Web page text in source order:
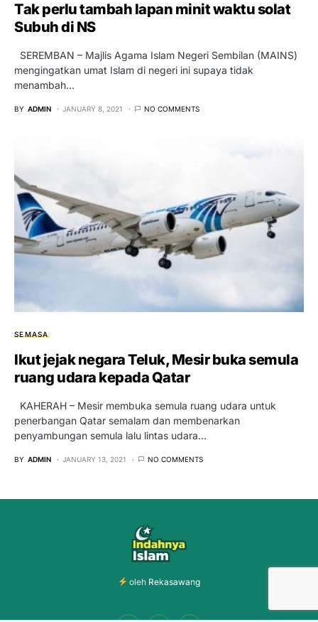
Tak perlu tambah lapan minit waktu solat
Subuh di NS
SEREMBAN – Majlis Agama Islam Negeri Sembilan (MAINS)
mengingatkan umat Islam di negeri ini supaya tidak
menambah…
BY ADMIN JANUARY 8, 2021 NO COMMENTS
SEMASA
Ikut jejak negara Teluk, Mesir buka semula
ruang udara kepada Qatar
KAHERAH – Mesir membuka semula ruang udara untuk
penerbangan Qatar semalam dan membenarkan
penyambungan semula lalu lintas udara…
BY ADMIN JANUARY 13, 2021 NO COMMENTS
oleh Rekasawang